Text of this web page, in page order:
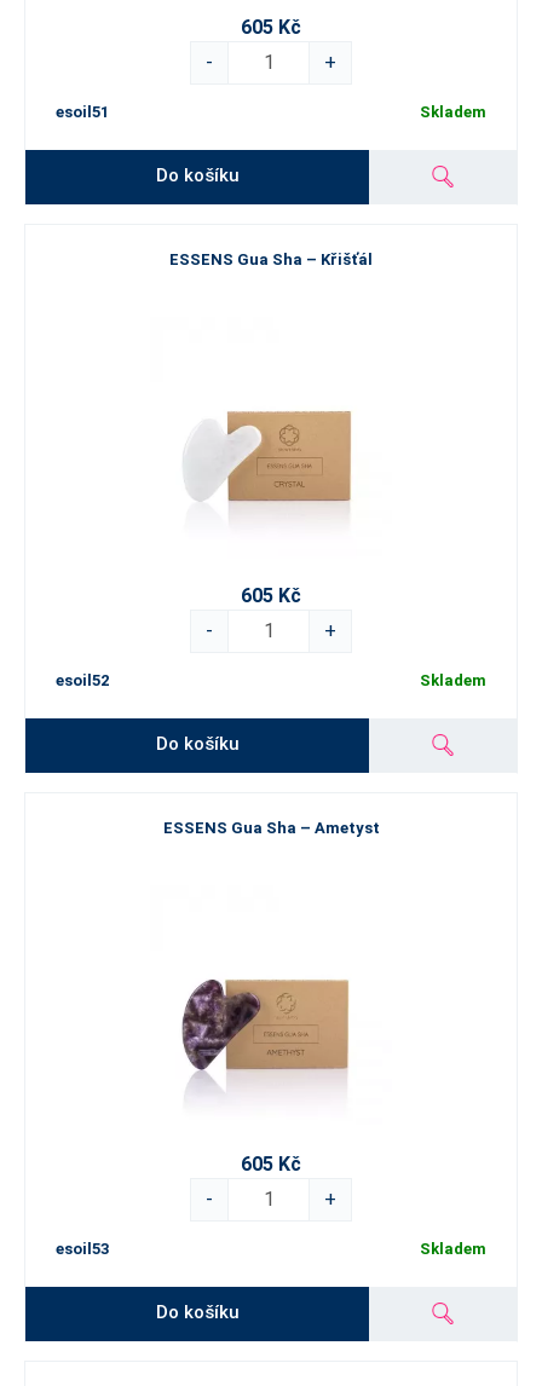
605 Kč
-
+
esoil51 Skladem
Do košíku
ESSENS Gua Sha – Křišťál
605 Kč
-
+
esoil52 Skladem
Do košíku
ESSENS Gua Sha – Ametyst
605 Kč
-
+
esoil53 Skladem
Do košíku